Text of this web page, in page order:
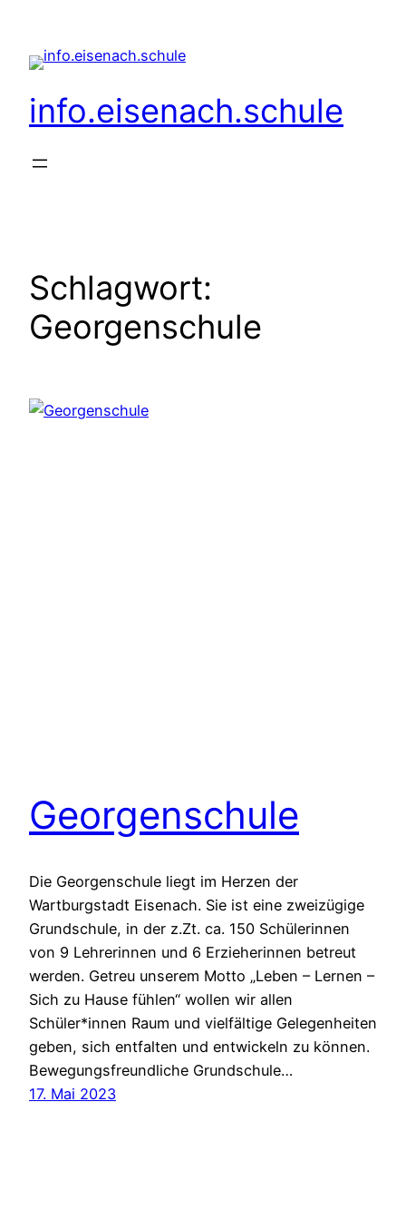
springen
info.eisenach.schule
Schlagwort:
Georgenschule
Georgenschule
Die Georgenschule liegt im Herzen der
Wartburgstadt Eisenach. Sie ist eine zweizügige
Grundschule, in der z.Zt. ca. 150 Schülerinnen
von 9 Lehrerinnen und 6 Erzieherinnen betreut
werden. Getreu unserem Motto „Leben – Lernen –
Sich zu Hause fühlen“ wollen wir allen
Schüler*innen Raum und vielfältige Gelegenheiten
geben, sich entfalten und entwickeln zu können.
Bewegungsfreundliche Grundschule…
17. Mai 2023